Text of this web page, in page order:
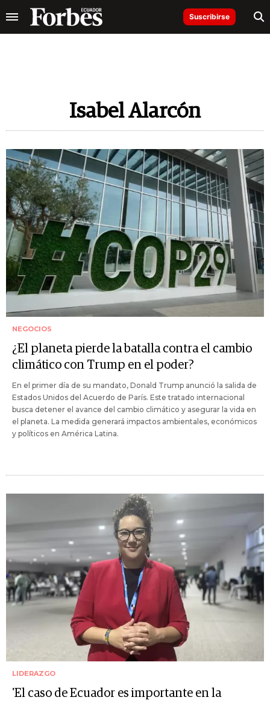
Suscribirse
Isabel Alarcón
NEGOCIOS
¿El planeta pierde la batalla contra el cambio
climático con Trump en el poder?
En el primer día de su mandato, Donald Trump anunció la salida de
Estados Unidos del Acuerdo de París. Este tratado internacional
busca detener el avance del cambio climático y asegurar la vida en
el planeta. La medida generará impactos ambientales, económicos
y políticos en América Latina.
LIDERAZGO
'El caso de Ecuador es importante en la